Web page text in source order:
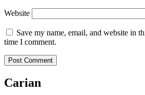
Website
Save my name, email, and website in
time I comment.
Carian